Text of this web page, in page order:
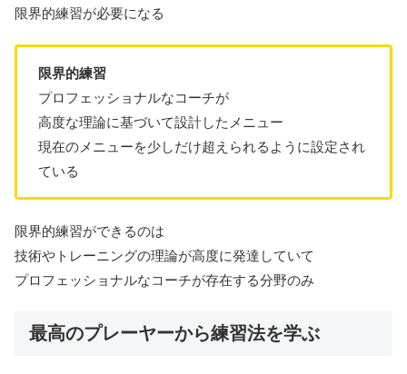
限界的練習が必要になる
限界的練習
プロフェッショナルなコーチが
高度な理論に基づいて設計したメニュー
現在のメニューを少しだけ超えられるように設定され
ている
限界的練習ができるのは
技術やトレーニングの理論が高度に発達していて
プロフェッショナルなコーチが存在する分野のみ
最高のプレーヤーから練習法を学ぶ